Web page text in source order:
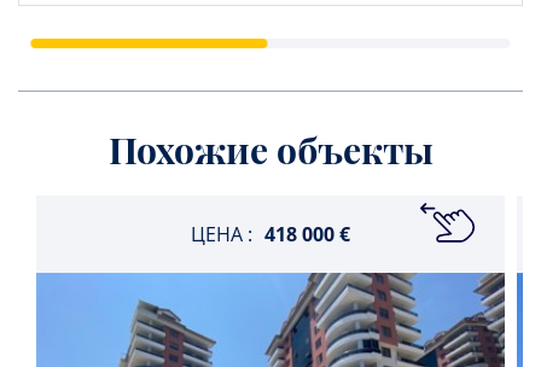
Похожие объекты
ЦЕНА : 418 000 €